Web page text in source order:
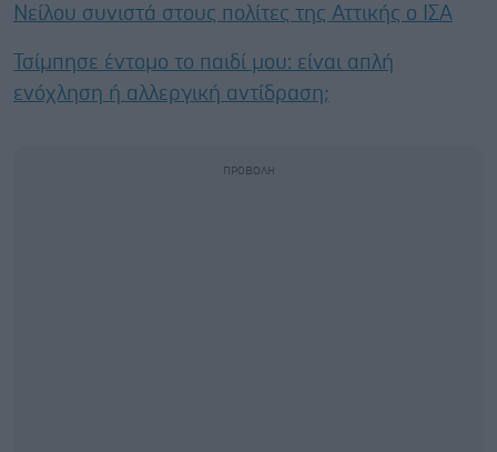
Νείλου συνιστά στους πολίτες της Αττικής ο ΙΣΑ
Τσίμπησε έντομο το παιδί μου: είναι απλή
ενόχληση ή αλλεργική αντίδραση;